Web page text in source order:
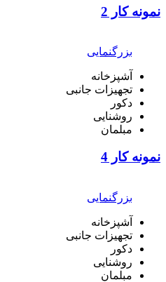
نمونه کار 2
بزرگنمایی
آشپزخانه
تجهیزات جانبی
دکور
روشنایی
مبلمان
نمونه کار 4
بزرگنمایی
آشپزخانه
تجهیزات جانبی
دکور
روشنایی
مبلمان